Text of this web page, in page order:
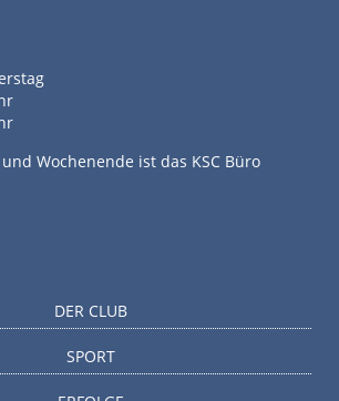
Wochenende ist das KSC Büro
DER CLUB
SPORT